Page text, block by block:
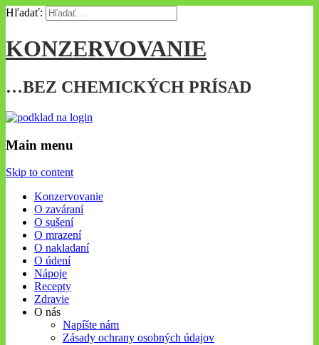
Hľadať:
KONZERVOVANIE
…BEZ CHEMICKÝCH PRÍSAD
Main menu
Skip to content
Konzervovanie
O zaváraní
O sušení
O mrazení
O nakladaní
O údení
Nápoje
Recepty
Zdravie
O nás
Napíšte nám
Zásady ochrany osobných údajov